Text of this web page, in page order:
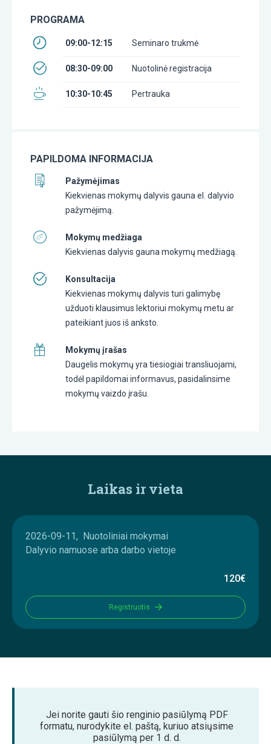
PROGRAMA
09:00-12:15 Seminaro trukmė
08:30-09:00 Nuotolinė registracija
10:30-10:45 Pertrauka
PAPILDOMA INFORMACIJA
Pažymėjimas
Kiekvienas mokymų dalyvis gauna el. dalyvio
pažymėjimą.
Mokymų medžiaga
Kiekvienas dalyvis gauna mokymų medžiagą.
Konsultacija
Kiekvienas mokymų dalyvis turi galimybę
užduoti klausimus lektoriui mokymų metu ar
pateikiant juos iš anksto.
Mokymų įrašas
Daugelis mokymų yra tiesiogiai transliuojami,
todėl papildomai informavus, pasidalinsime
mokymų vaizdo įrašu.
Laikas ir vieta
2026-09-11, Nuotoliniai mokymai
Dalyvio namuose arba darbo vietoje
120€
Registruotis
Jei norite gauti šio renginio pasiūlymą PDF
formatu, nurodykite el. paštą, kuriuo atsiųsime
pasiūlymą per 1 d. d.